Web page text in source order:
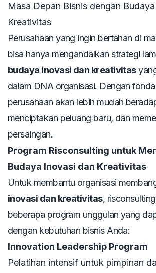
Masa Depan Bisnis dengan
Kreativitas
Perusahaan yang ingin bertahan di
bisa hanya mengandalkan strategi
budaya inovasi dan kreativitas
dalam DNA organisasi. Dengan
perusahaan akan lebih mudah
menciptakan peluang baru, dan
persaingan.
Program Risconsulting untuk
Budaya Inovasi dan Kreativitas
Untuk membantu organisasi
inovasi dan kreativitas,
beberapa program unggulan yang
dengan kebutuhan bisnis Anda:
Innovation Leadership Program
Pelatihan intensif untuk pimpinan